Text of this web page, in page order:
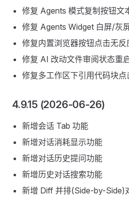
修复 Agents 模式复制按钮文
修复 Agents Widget 白屏/灰
修复内置浏览器按钮点击无反
修复 AI 改动文件审阅状态重
修复多工作区下引用代码块
4.9.15 (2026-06-26)
新增会话 Tab 功能
新增对话消耗显示功能
新增对话历史提问功能
新增历史对话搜索功能
新增 Diff 并排(Side-by-Side)